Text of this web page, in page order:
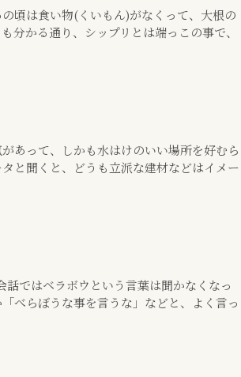
頃は食い物(くいもん)がなくって、大根の
分かる通り、シップリとは端っこの事で、
あって、しかも水はけのいい場所を好むら
と聞くと、どうも立派な建材などはイメー
ではベラボウという言葉は聞かなくなっ
べらぼうな事を言うな」などと、よく言っ